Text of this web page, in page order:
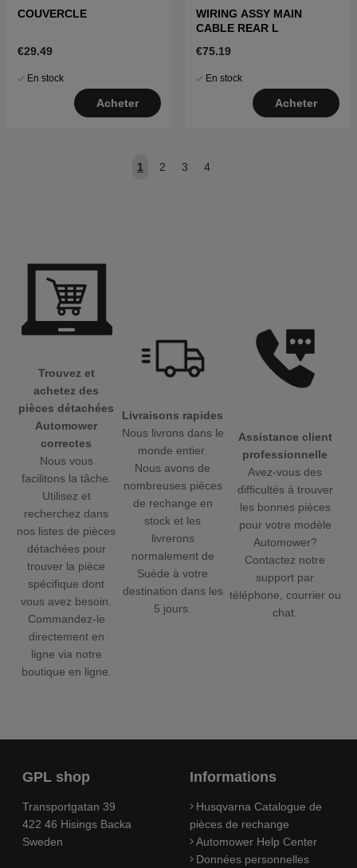
COUVERCLE
€29.49
En stock
Acheter
WIRING ASSY MAIN
CABLE REAR L
€75.19
En stock
Acheter
1 2 3 4
Trouvez et
achetez des
pièces détachées
Automower
correctes
Nous vous
facilitons la tâche.
Utilisez et
recherchez dans
nos listes de pièces
détachées pour
trouver la pièce
spécifique dont
vous avez besoin.
Commandez-le
directement en
ligne via notre
boutique en ligne.
Livraisons rapides
Nous livrons dans le
monde entier.
Nous avons de
nombreuses pièces
de rechange en
stock et les
livrerons
normalement de
Suède à votre
destination dans les
5 jours.
Assistance client
professionnelle
Avez-vous des
difficultés à trouver
les bonnes pièces
pour votre modèle
Automower?
Contactez notre
support par
téléphone, courrier ou
chat.
GPL shop
Transportgatan 39
422 46 Hisings Backa
Sweden
Informations
Husqvarna Catalogue de
pièces de rechange
Automower Help Center
Données personnelles